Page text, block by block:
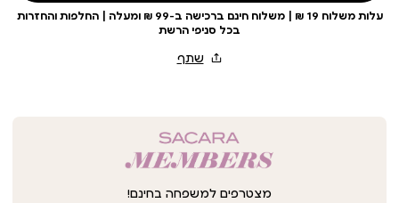
עלות משלוח 19 ₪ | משלוח חינם ברכישה ב-99 ₪ ומעלה | החלפות והחזרות
בכל סניפי הרשת
מצטרפים למשפחה בחינם!